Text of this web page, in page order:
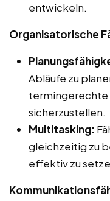
entwickeln.
Organisatorische
Abläufe zu
termingerechte
sicherzustellen.
Multitasking:
gleichzeitig zu
effektiv zu